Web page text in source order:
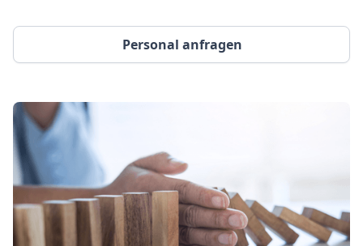
Personal anfragen